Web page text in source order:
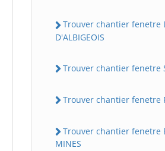
Trouver chantier fenetre
D'ALBIGEOIS
Trouver chantier fenetre
Trouver chantier fenetre
Trouver chantier fenetre
MINES